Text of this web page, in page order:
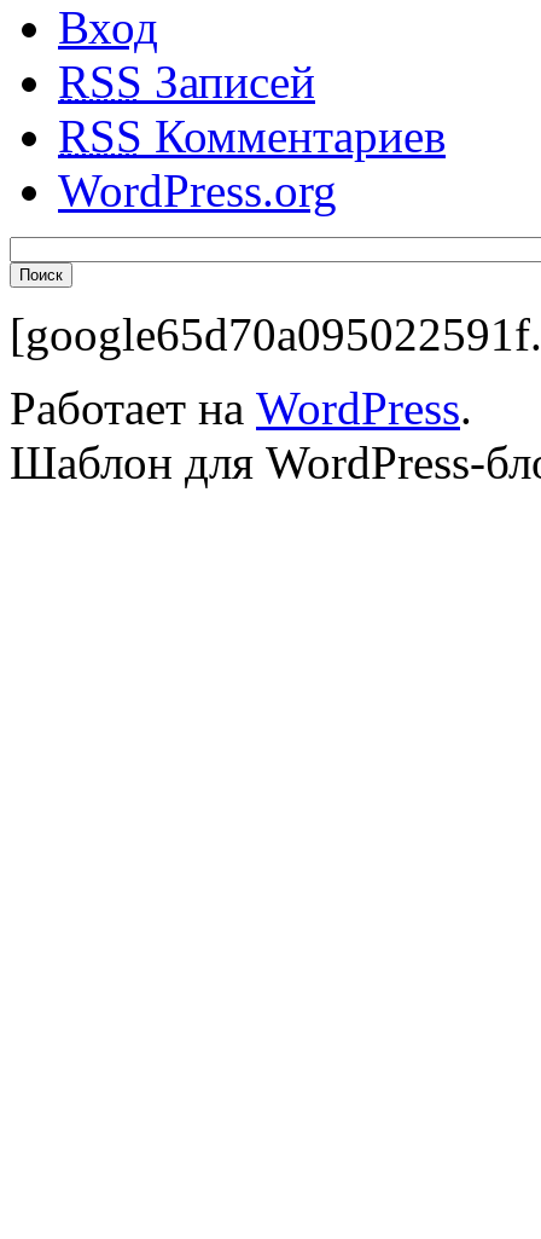
Вход
RSS Записей
RSS Комментариев
WordPress.org
Работает на WordPress.
Шаблон для WordPress-